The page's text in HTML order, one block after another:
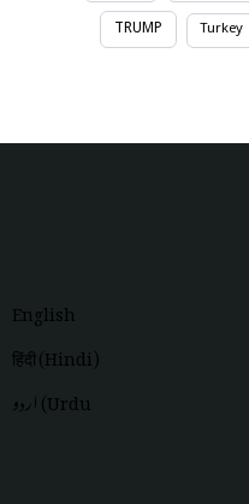
TRUMP Turkey
English
हिंदी (Hindi)
اردو (Urdu